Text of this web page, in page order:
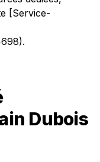
[Service-
Dubois